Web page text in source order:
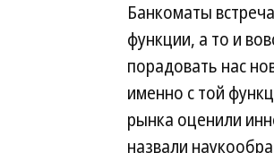
Банкоматы
функции, а то и
порадовать нас
именно с той
рынка оценили
назвали